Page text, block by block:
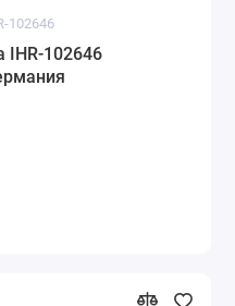
102646
IHR-102646